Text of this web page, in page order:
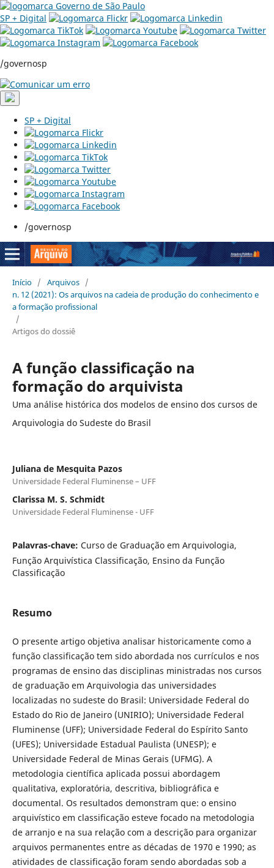
SP + Digital
/governosp
SP + Digital
/governosp
Início / Arquivos /
n. 12 (2021): Os arquivos na cadeia de produção do conhecimento e
a formação profissional
/
Artigos do dossiê
A função classificação na
formação do arquivista
Uma análise histórica dos modelos de ensino dos cursos de
Arquivologia do Sudeste do Brasil
Juliana de Mesquita Pazos
Universidade Federal Fluminense – UFF
Clarissa M. S. Schmidt
Universidade Federal Fluminense - UFF
Palavras-chave: Curso de Graduação em Arquivologia,
Função Arquivística Classificação, Ensino da Função
Classificação
Resumo
O presente artigo objetiva analisar historicamente como a
função classificação tem sido abordada nos currículos e nos
programas de ensino das disciplinas ministradas nos cursos
de graduação em Arquivologia das universidades
localizadas no sudeste do Brasil: Universidade Federal do
Estado do Rio de Janeiro (UNIRIO); Universidade Federal
Fluminense (UFF); Universidade Federal do Espírito Santo
(UFES); Universidade Estadual Paulista (UNESP); e
Universidade Federal de Minas Gerais (UFMG). A
metodologia científica aplicada possui abordagem
qualitativa, exploratória, descritiva, bibliográfica e
documental. Os resultados demonstram que: o ensino
arquivístico em classificação esteve focado na metodologia
de arranjo e na sua relação com a descrição para organizar
arquivos permanentes entre as décadas de 1970 e 1990; as
atividades de classificação foram sendo abordadas sob a